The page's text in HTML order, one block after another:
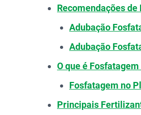
Recomendações
Adubação
Adubação
O que é
Fosfatagem no
Principais